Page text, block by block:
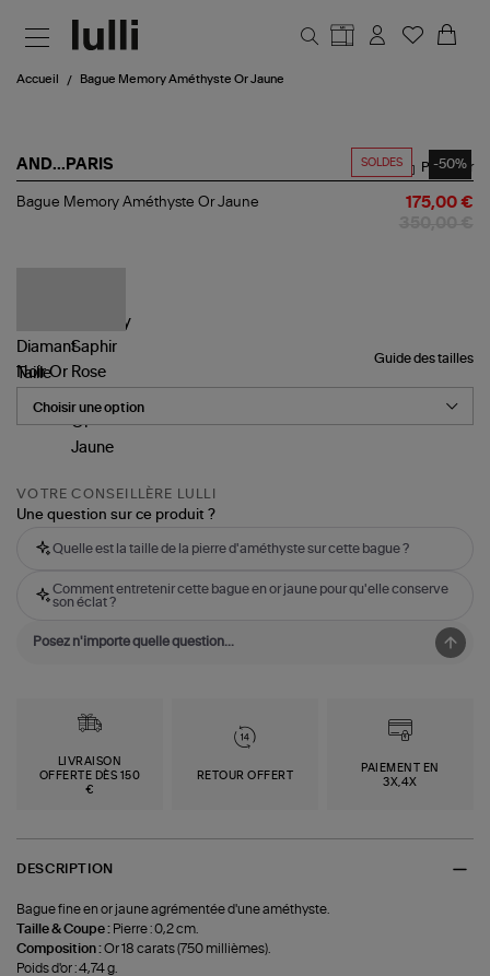
Accueil Bague Memory Améthyste Or Jaune
SOLDES -50%
AND...PARIS
Bague
Partager
Bague Memory Améthyste Or Jaune 175,00 €
Guide des tailles
Taille
VOTRE CONSEILLÈRE LULLI
Une question sur ce produit ?
Quelle est la taille de la pierre d'améthyste sur cette bague ?
Comment entretenir cette bague en or jaune pour qu'elle conserve
son éclat ?
LIVRAISON
OFFERTE DÈS 150
€
RETOUR OFFERT
PAIEMENT EN
3X,4X
DESCRIPTION
Bague fine en or jaune agrémentée d'une améthyste.
Taille & Coupe : Pierre : 0,2 cm.
Composition :Or 18 carats (750 millièmes).
Poids d'or : 4,74 g.